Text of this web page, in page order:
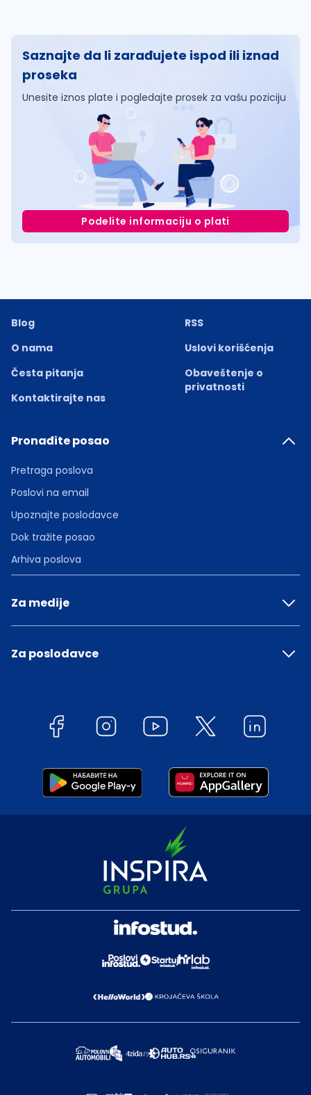
Saznajte da li zarađujete ispod ili iznad
proseka
Unesite iznos plate i pogledajte prosek za vašu poziciju
Podelite informaciju o plati
Blog
O nama
Česta pitanja
Kontaktirajte nas
RSS
Uslovi korišćenja
Obaveštenje o
privatnosti
Pronađite posao
Pretraga poslova
Poslovi na email
Upoznajte poslodavce
Dok tražite posao
Arhiva poslova
Za medije
Za poslodavce